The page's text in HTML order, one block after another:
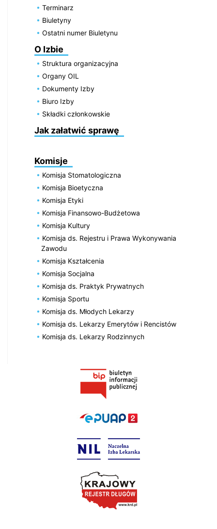
Terminarz
Biuletyny
Ostatni numer Biuletynu
O Izbie
Struktura organizacyjna
Organy OIL
Dokumenty Izby
Biuro Izby
Składki członkowskie
Jak załatwić sprawę
Komisje
Komisja Stomatologiczna
Komisja Bioetyczna
Komisja Etyki
Komisja Finansowo-Budżetowa
Komisja Kultury
Komisja ds. Rejestru i Prawa Wykonywania
Zawodu
Komisja Kształcenia
Komisja Socjalna
Komisja ds. Praktyk Prywatnych
Komisja Sportu
Komisja ds. Młodych Lekarzy
Komisja ds. Lekarzy Emerytów i Rencistów
Komisja ds. Lekarzy Rodzinnych